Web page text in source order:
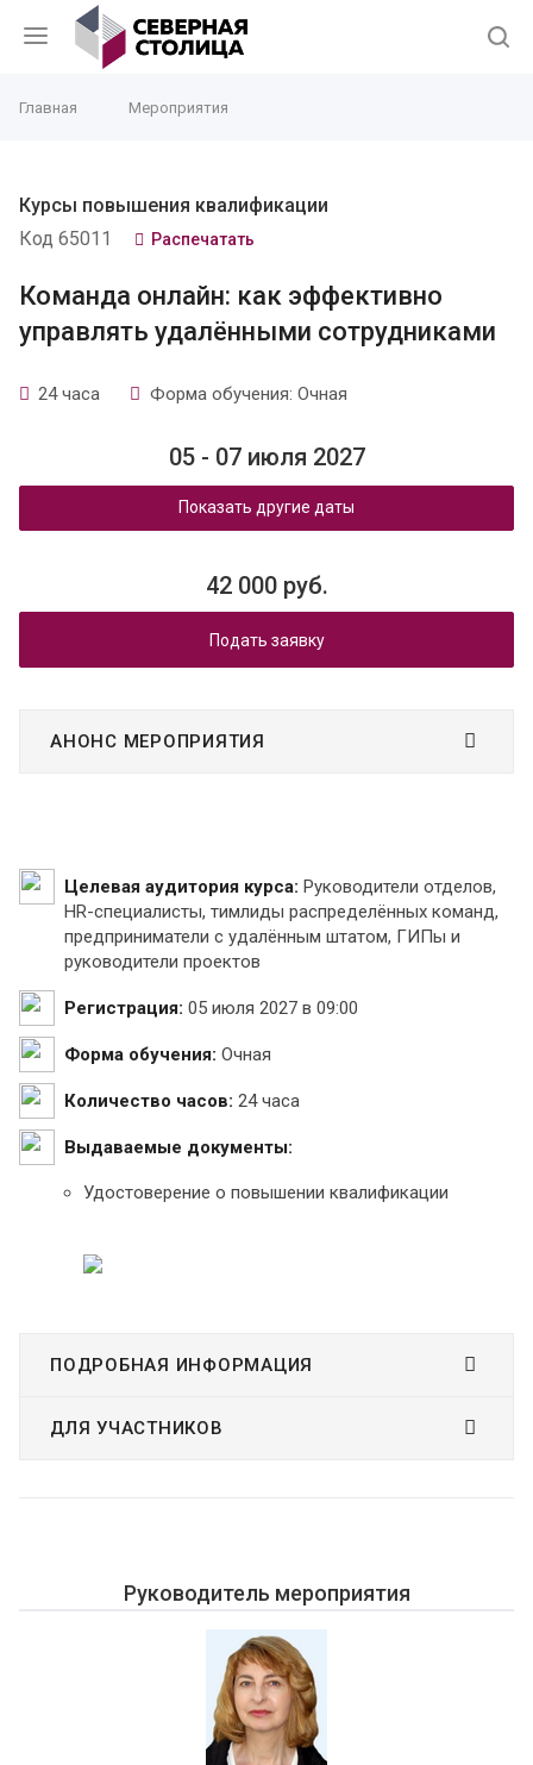
Главная Мероприятия
Курсы повышения квалификации
Код 65011
Распечатать
Команда онлайн: как эффективно
управлять удалёнными сотрудниками
24 часа Форма обучения: Очная
05 - 07 июля 2027
Показать другие даты
42 000 руб.
Подать заявку
АНОНС МЕРОПРИЯТИЯ
Целевая аудитория курса: Руководители отделов,
HR-специалисты, тимлиды распределённых команд,
предприниматели с удалённым штатом, ГИПы и
руководители проектов
Регистрация: 05 июля 2027 в 09:00
Форма обучения: Очная
Количество часов: 24 часа
Выдаваемые документы:
Удостоверение о повышении квалификации
ПОДРОБНАЯ ИНФОРМАЦИЯ
ДЛЯ УЧАСТНИКОВ
Руководитель мероприятия